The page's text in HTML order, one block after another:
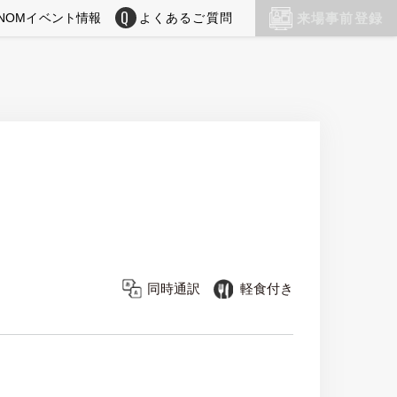
イベント情報 よくあるご質問
同時通訳 軽食付き